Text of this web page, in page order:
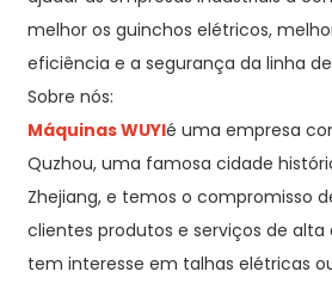
melhor os guinchos elétricos,
eficiência e a segurança da linha
Sobre nós:
Máquinas WUYIé uma empresa
Quzhou, uma famosa cidade
Zhejiang, e temos o compromisso
clientes produtos e serviços de alta
tem interesse em talhas elétricas